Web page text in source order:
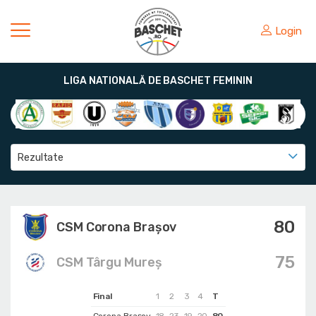
Login
LIGA NATIONALĂ DE BASCHET FEMININ
Rezultate
CSM Corona Braşov 80
Final 1 2 3 4
T
75
CSM Târgu Mureș